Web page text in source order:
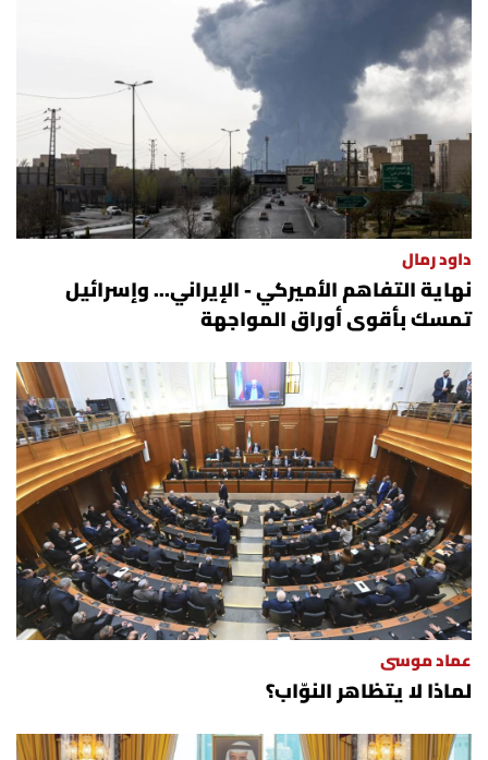
داود رمال
نهاية التفاهم الأميركي - الإيراني... وإسرائيل
تمسك بأقوى أوراق المواجهة
عماد موسى
لماذا لا يتظاهر النوّاب؟